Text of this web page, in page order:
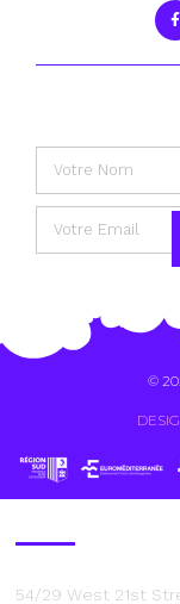
©
54/29 West 21st